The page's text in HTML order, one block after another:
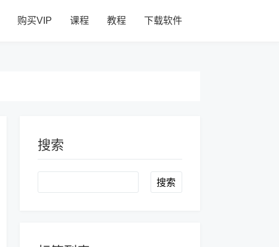
购买VIP 课程 教程 下载软件
搜索
Search